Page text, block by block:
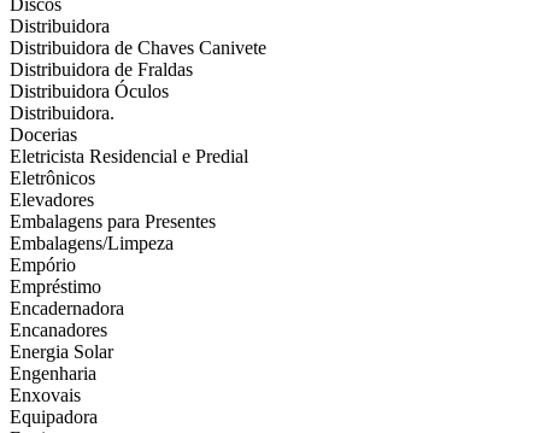
Discos
Distribuidora
Distribuidora de Chaves Canivete
Distribuidora de Fraldas
Distribuidora Óculos
Distribuidora.
Docerias
Eletricista Residencial e Predial
Eletrônicos
Elevadores
Embalagens para Presentes
Embalagens/Limpeza
Empório
Empréstimo
Encadernadora
Encanadores
Energia Solar
Engenharia
Enxovais
Equipadora